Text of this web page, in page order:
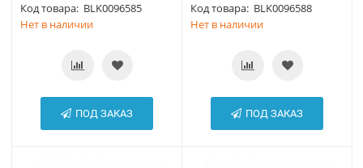
Код товара: BLK0096585
Нет в наличии
ПОД ЗАКАЗ
Код товара: BLK0096588
Нет в наличии
ПОД ЗАКАЗ